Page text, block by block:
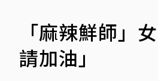
「麻辣鮮師
請加油」